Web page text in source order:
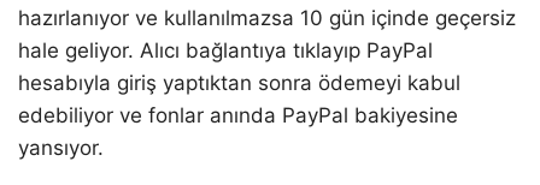
hazırlanıyor ve kullanılmazsa 10 gün içinde geçersiz
hale geliyor. Alıcı bağlantıya tıklayıp PayPal
hesabıyla giriş yaptıktan sonra ödemeyi kabul
edebiliyor ve fonlar anında PayPal bakiyesine
yansıyor.